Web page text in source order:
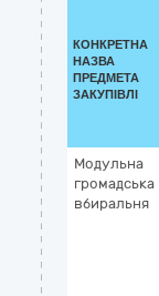
КОНКРЕТНА
НАЗВА
ПРЕДМЕТА
ЗАКУПІВЛІ
Модульна
громадська
вбиральня